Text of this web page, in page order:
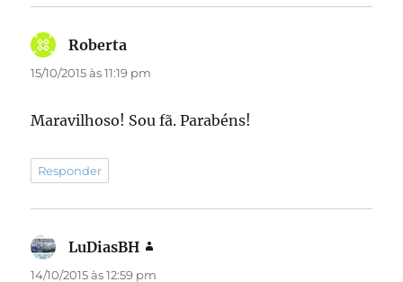
Roberta
15/10/2015 às 11:19 pm
Maravilhoso! Sou fã. Parabéns!
Responder
LuDiasBH
14/10/2015 às 12:59 pm